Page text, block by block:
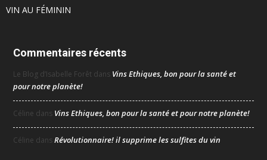
VIN AU FÉMININ
Commentaires récents
Le Blog d’Isabelle Forêt dans Vins Ethiques, bon pour la santé et
pour notre planète!
Céline dans Vins Ethiques, bon pour la santé et pour notre planète!
Céline dansRévolutionnaire! il supprime les sulfites du vin